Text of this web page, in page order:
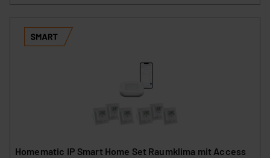
Homematic IP Smart Home Set Raumklima mit Access